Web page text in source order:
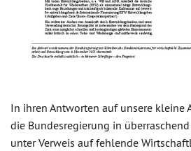
In ihren Antworten auf unsere kleine
die Bundesregierung in
unter Verweis auf fehlende